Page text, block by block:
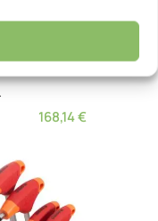
Unior – Unior
168,14€